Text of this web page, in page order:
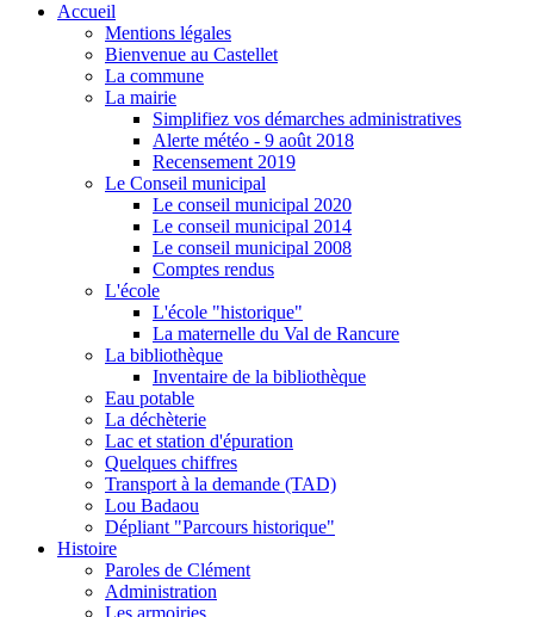
Accueil
Mentions légales
Bienvenue au Castellet
La commune
La mairie
Simplifiez vos démarches administratives
Alerte météo - 9 août 2018
Recensement 2019
Le Conseil municipal
Le conseil municipal 2020
Le conseil municipal 2014
Le conseil municipal 2008
Comptes rendus
L'école
L'école "historique"
La maternelle du Val de Rancure
La bibliothèque
Inventaire de la bibliothèque
Eau potable
La déchèterie
Lac et station d'épuration
Quelques chiffres
Transport à la demande (TAD)
Lou Badaou
Dépliant "Parcours historique"
Histoire
Paroles de Clément
Administration
Les armoiries